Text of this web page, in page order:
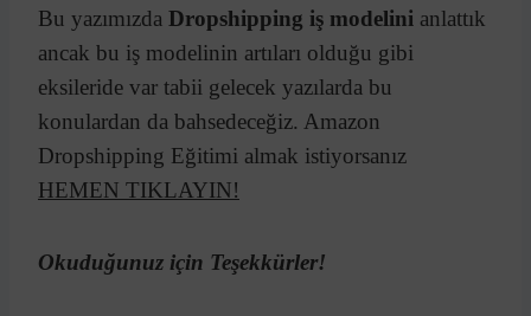
Bu yazımızda Dropshipping iş modelini anlattık
ancak bu iş modelinin artıları olduğu gibi
eksileride var tabii gelecek yazılarda bu
konulardan da bahsedeceğiz. Amazon
Dropshipping Eğitimi almak istiyorsanız
HEMEN TIKLAYIN!
Okuduğunuz için Teşekkürler!